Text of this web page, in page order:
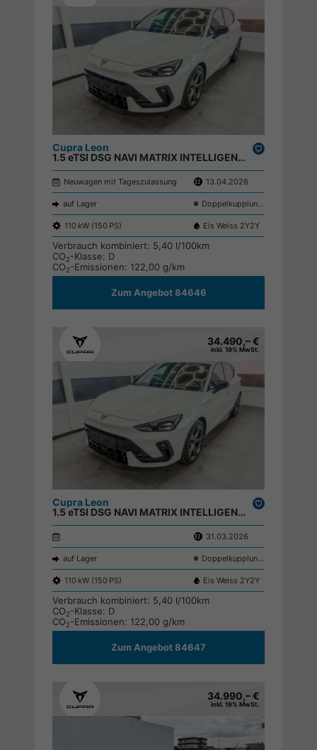
Cupra Leon
1.5 eTSI DSG NAVI MATRIX INTELLIGENT DRIVE KEYLESS SHZ RFK ;
Neuwagen mit Tageszulassung 13.04.2026
auf Lager Doppelkupplungsgetriebe (DSG)
110 kW (150 PS) Eis Weiss 2Y2Y
Verbrauch kombiniert: 5,40 l/100km
CO2-Klasse: D
CO2-Emissionen: 122,00 g/km
Zum Angebot 84646
34.490,– €
inkl. 19% MwSt.
Cupra Leon
1.5 eTSI DSG NAVI MATRIX INTELLIGENT DRIVE KEYLESS SHZ RFK ;
31.03.2026
auf Lager Doppelkupplungsgetriebe (DSG)
110 kW (150 PS) Eis Weiss 2Y2Y
Verbrauch kombiniert: 5,40 l/100km
CO2-Klasse: D
CO2-Emissionen: 122,00 g/km
Zum Angebot 84647
34.990,– €
inkl. 19% MwSt.